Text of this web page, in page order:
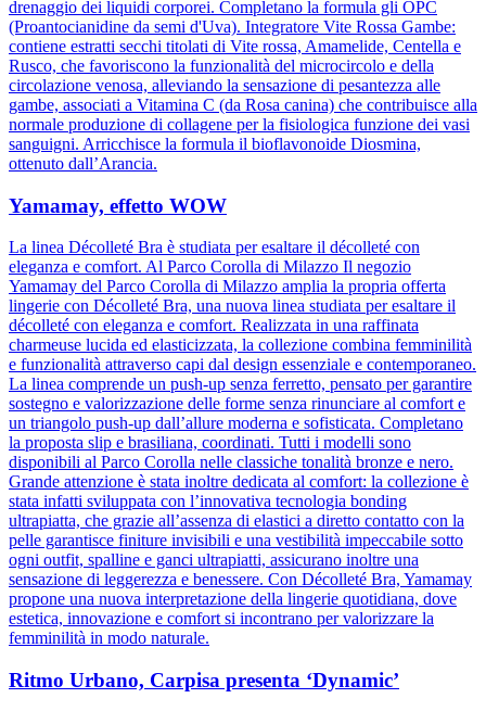
drenaggio dei liquidi corporei. Completano la formula gli OPC
(Proantocianidine da semi d'Uva). Integratore Vite Rossa Gambe:
contiene estratti secchi titolati di Vite rossa, Amamelide, Centella e
Rusco, che favoriscono la funzionalità del microcircolo e della
circolazione venosa, alleviando la sensazione di pesantezza alle
gambe, associati a Vitamina C (da Rosa canina) che contribuisce alla
normale produzione di collagene per la fisiologica funzione dei vasi
sanguigni. Arricchisce la formula il bioflavonoide Diosmina,
ottenuto dall’Arancia.
Yamamay, effetto WOW
La linea Décolleté Bra è studiata per esaltare il décolleté con
eleganza e comfort. Al Parco Corolla di Milazzo Il negozio
Yamamay del Parco Corolla di Milazzo amplia la propria offerta
lingerie con Décolleté Bra, una nuova linea studiata per esaltare il
décolleté con eleganza e comfort. Realizzata in una raffinata
charmeuse lucida ed elasticizzata, la collezione combina femminilità
e funzionalità attraverso capi dal design essenziale e contemporaneo.
La linea comprende un push-up senza ferretto, pensato per garantire
sostegno e valorizzazione delle forme senza rinunciare al comfort e
un triangolo push-up dall’allure moderna e sofisticata. Completano
la proposta slip e brasiliana, coordinati. Tutti i modelli sono
disponibili al Parco Corolla nelle classiche tonalità bronze e nero.
Grande attenzione è stata inoltre dedicata al comfort: la collezione è
stata infatti sviluppata con l’innovativa tecnologia bonding
ultrapiatta, che grazie all’assenza di elastici a diretto contatto con la
pelle garantisce finiture invisibili e una vestibilità impeccabile sotto
ogni outfit, spalline e ganci ultrapiatti, assicurano inoltre una
sensazione di leggerezza e benessere. Con Décolleté Bra, Yamamay
propone una nuova interpretazione della lingerie quotidiana, dove
estetica, innovazione e comfort si incontrano per valorizzare la
femminilità in modo naturale.
Ritmo Urbano, Carpisa presenta ‘Dynamic’